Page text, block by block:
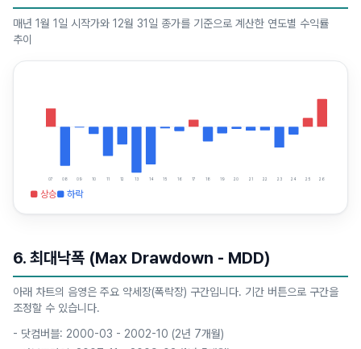
매년 1월 1일 시작가와 12월 31일 종가를 기준으로 계산한 연도별 수익률
추이
07 08 09 10 11 12 13 14 15 16 17 18 19 20 21 22 23 24 25 26
■ 상승■ 하락
6. 최대낙폭 (Max Drawdown - MDD)
아래 차트의 음영은 주요 약세장(폭락장) 구간입니다. 기간 버튼으로 구간을
조정할 수 있습니다.
- 닷컴버블: 2000-03 - 2002-10 (2년 7개월)